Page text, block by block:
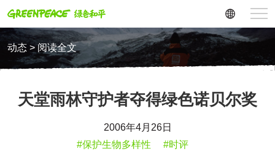
动态 > 阅读全文
天堂雨林守护者夺得绿色诺贝尔奖
2006年4月26日
#保护生物多样性
#时评